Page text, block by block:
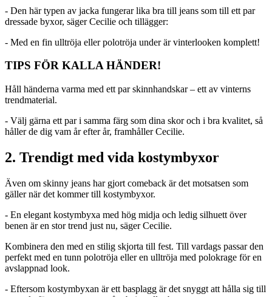
- Den här typen av jacka fungerar lika bra till jeans som till ett par
dressade byxor, säger Cecilie och tillägger:
- Med en fin ulltröja eller polotröja under är vinterlooken komplett!
TIPS FÖR KALLA HÄNDER!
Håll händerna varma med ett par skinnhandskar – ett av vinterns
trendmaterial.
- Välj gärna ett par i samma färg som dina skor och i bra kvalitet, så
håller de dig vam år efter år, framhåller Cecilie.
2. Trendigt med vida kostymbyxor
Även om skinny jeans har gjort comeback är det motsatsen som
gäller när det kommer till kostymbyxor.
- En elegant kostymbyxa med hög midja och ledig silhuett över
benen är en stor trend just nu, säger Cecilie.
Kombinera den med en stilig skjorta till fest. Till vardags passar den
perfekt med en tunn polotröja eller en ulltröja med polokrage för en
avslappnad look.
- Eftersom kostymbyxan är ett basplagg är det snyggt att hålla sig till